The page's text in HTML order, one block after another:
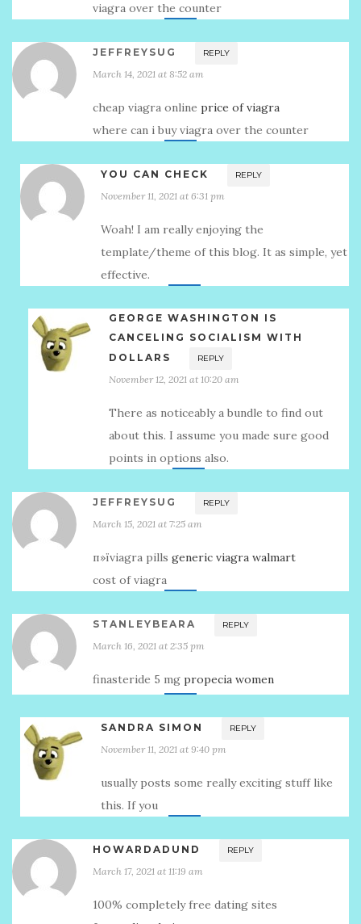
viagra over the counter
JEFFREYSUG REPLY
March 14, 2021 at 8:52 am
cheap viagra online price of viagra
where can i buy viagra over the counter
YOU CAN CHECK REPLY
November 11, 2021 at 6:31 pm
Woah! I am really enjoying the
template/theme of this blog. It as simple, yet
effective.
GEORGE WASHINGTON IS
CANCELING SOCIALISM WITH
DOLLARS
REPLY
November 12, 2021 at 10:20 am
There as noticeably a bundle to find out
about this. I assume you made sure good
points in options also.
JEFFREYSUG REPLY
March 15, 2021 at 7:25 am
п»їviagra pills generic viagra walmart
cost of viagra
STANLEYBEARA REPLY
March 16, 2021 at 2:35 pm
finasteride 5 mg propecia women
SANDRA SIMON REPLY
November 11, 2021 at 9:40 pm
usually posts some really exciting stuff like
this. If you
HOWARDADUND REPLY
March 17, 2021 at 11:19 am
100% completely free dating sites